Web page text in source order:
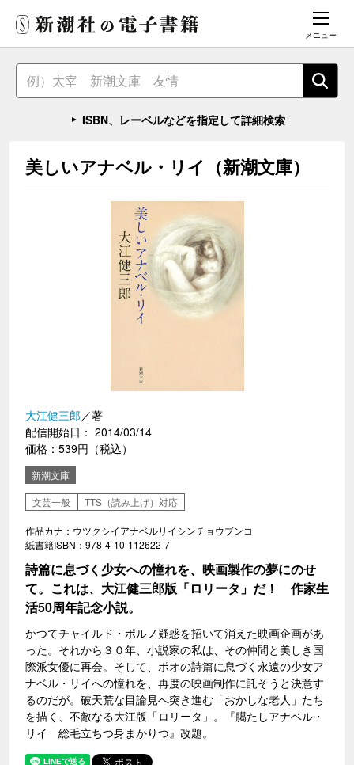
メニュー
ISBN、レーベルなどを指定して詳細検索
美しいアナベル・リイ（新潮文庫）
大江健三郎／著
配信開始日： 2014/03/14
価格：539円（税込）
新潮文庫
文芸一般
TTS（読み上げ）対応
作品カナ：ウツクシイアナベルリイシンチョウブンコ
紙書籍ISBN：978-4-10-112622-7
詩篇に息づく少女への憧れを、映画製作の夢にのせ
て。これは、大江健三郎版「ロリータ」だ！ 作家生
活50周年記念小説。
かつてチャイルド・ポルノ疑惑を招いて消えた映画企画があ
った。それから３０年、小説家の私は、その仲間と美しき国
際派女優に再会。そして、ポオの詩篇に息づく永遠の少女ア
ナベル・リイへの憧れを、再度の映画制作に託そうと決意す
るのだが。破天荒な目論見へ突き進む「おかしな老人」たち
を描く、不敵なる大江版「ロリータ」。『臈たしアナベル・
リイ 総毛立ちつ身まかりつ』改題。